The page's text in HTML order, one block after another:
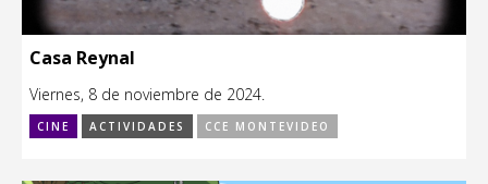
Casa Reynal
Viernes, 8 de noviembre de 2024.
CINE ACTIVIDADES CCE MONTEVIDEO